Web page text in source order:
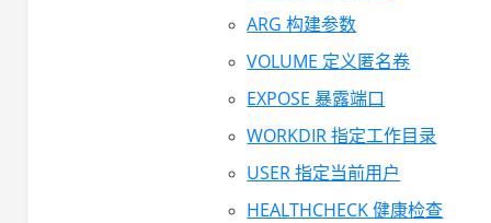
ARG 构建参数
VOLUME 定义匿名卷
EXPOSE 暴露端口
WORKDIR 指定工作目录
USER 指定当前用户
HEALTHCHECK 健康检查